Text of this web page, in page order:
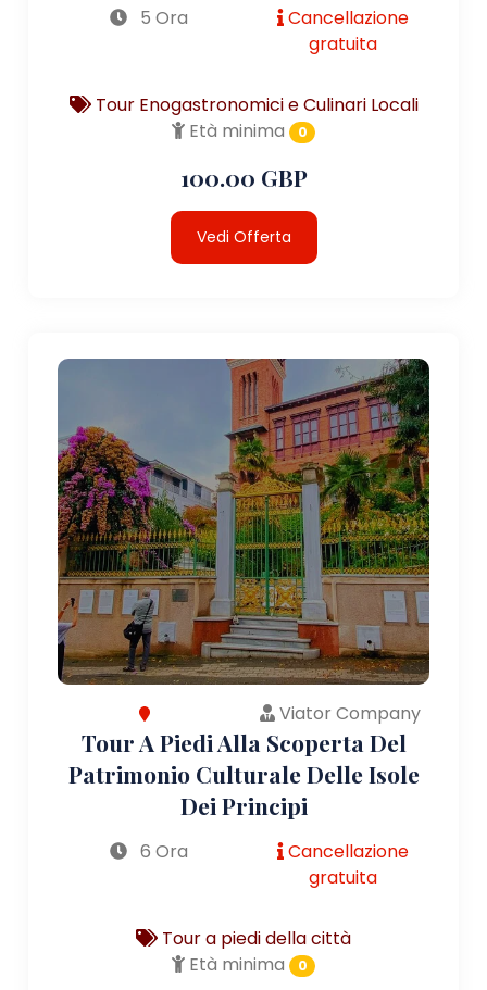
5 Ora
Cancellazione
gratuita
Tour Enogastronomici e Culinari Locali
Età minima
0
100.00 GBP
Vedi Offerta
Viator Company
Tour A Piedi Alla Scoperta Del
Patrimonio Culturale Delle Isole
Dei Principi
6 Ora
Cancellazione
gratuita
Tour a piedi della città
Età minima
0